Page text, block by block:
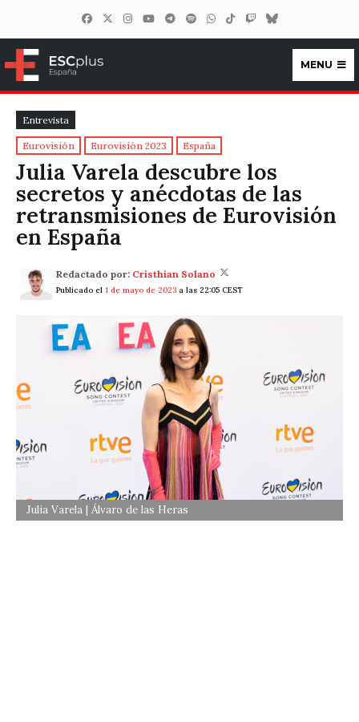
ESCplus España
MENU
Entrevista
Eurovisión Eurovisión 2023 España
Julia Varela descubre los
secretos y anécdotas de las
retransmisiones de Eurovisión
en España
Redactado por: Cristhian Solano
Publicado el 1 de mayo de 2023 a las 22:05 CEST
Julia Varela | Álvaro de las Heras